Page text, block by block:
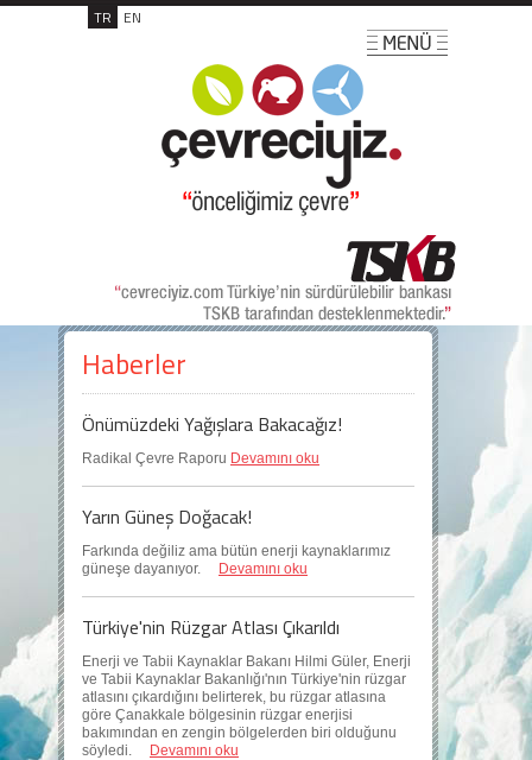
TR EN
Haberler
Önümüzdeki Yağışlara Bakacağız!
Radikal Çevre Raporu Devamını oku
Yarın Güneş Doğacak!
Farkında değiliz ama bütün enerji kaynaklarımız
güneşe dayanıyor.
Devamını oku
Türkiye'nin Rüzgar Atlası Çıkarıldı
Enerji ve Tabii Kaynaklar Bakanı Hilmi Güler, Enerji
ve Tabii Kaynaklar Bakanlığı'nın Türkiye'nin rüzgar
atlasını çıkardığını belirterek, bu rüzgar atlasına
göre Çanakkale bölgesinin rüzgar enerjisi
bakımından en zengin bölgelerden biri olduğunu
söyledi.
Devamını oku